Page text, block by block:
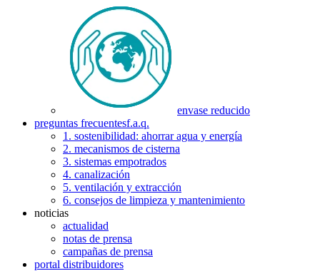
envase reducido
preguntas frecuentesf.a.q.
1. sostenibilidad: ahorrar agua y energía
2. mecanismos de cisterna
3. sistemas empotrados
4. canalización
5. ventilación y extracción
6. consejos de limpieza y mantenimiento
noticias
actualidad
notas de prensa
campañas de prensa
portal distribuidores